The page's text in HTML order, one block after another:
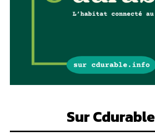
Sur Cdurable